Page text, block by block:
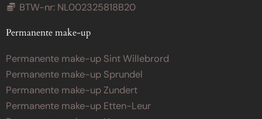
BTW-nr: NL002325818B20
Permanente make-up
Permanente make-up Sint Willebrord
Permanente make-up Sprundel
Permanente make-up Zundert
Permanente make-up Etten-Leur